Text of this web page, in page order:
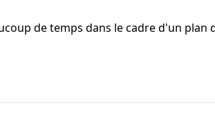
de temps dans le cadre d'un